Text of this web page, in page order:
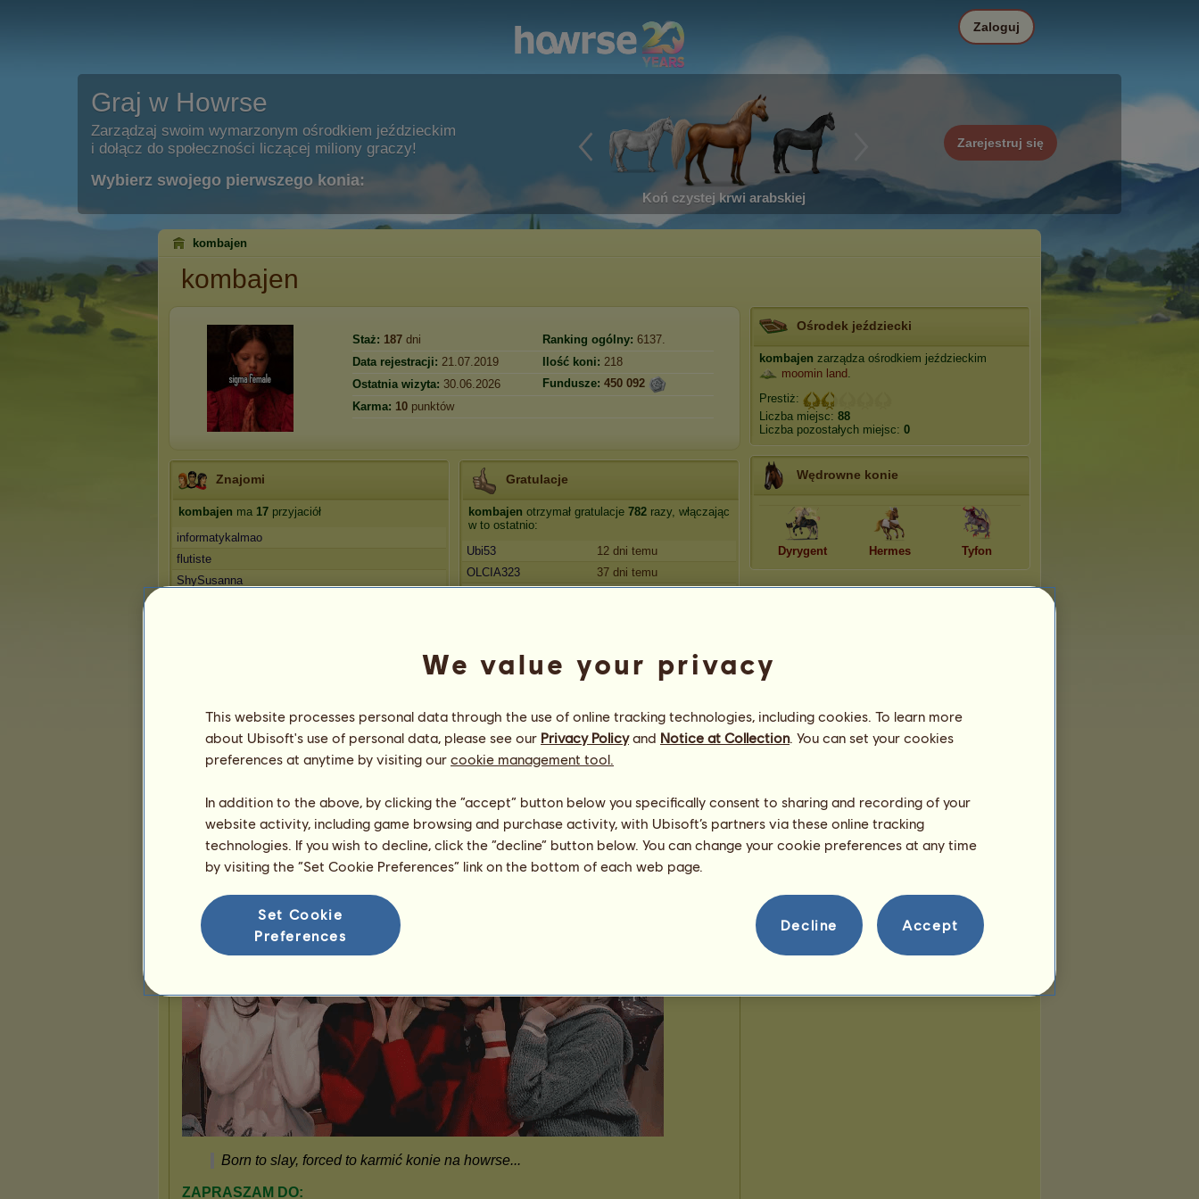
Graj w Howrse
Zarządzaj swoim wymarzonym ośrodkiem jeździeckim
i dołącz do społeczności liczącej miliony graczy!
Wybierz swojego pierwszego konia:
Koń czystej krwi arabskiej
Zarejestruj się
Zaloguj
kombajen
kombajen
Staż: 187 dni Ranking ogólny: 6137.
Data rejestracji: 21.07.2019 Ilość koni: 218
Ostatnia wizyta: 30.06.2026 Fundusze: 450 092
Karma: 10 punktów
Znajomi
kombajen ma 17 przyjaciół
informatykalmao
flutiste
ShySusanna
Gratulacje
kombajen otrzymał gratulacje 782 razy, włączając
w to ostatnio:
Ubi53
12 dni temu
OLCIA323
37 dni temu
Trofea
0 0 14 71
Prezentacja
Ośrodek jeździecki
kombajen zarządza ośrodkiem jeździeckim
moomin land.
Prestiż:
Liczba miejsc: 88
Liczba pozostałych miejsc: 0
Wędrowne konie
Dyrygent Hermes Tyfon
We value your privacy
This website processes personal data through the use of online tracking technologies, including cookies. To learn more
about Ubisoft's use of personal data, please see our Privacy Policyand Notice at Collection. You can set your cookies
preferences at anytime by visiting our cookie management tool.
In addition to the above, by clicking the “accept” button below you specifically consent to sharing and recording of your
website activity, including game browsing and purchase activity, with Ubisoft’s partners via these online tracking
technologies. If you wish to decline, click the “decline” button below. You can change your cookie preferences at any time
by visiting the “Set Cookie Preferences” link on the bottom of each web page.
Set Cookie
Preferences
Decline Accept